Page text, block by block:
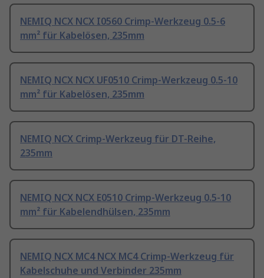
NEMIQ NCX NCX I0560 Crimp-Werkzeug 0.5-6
mm² für Kabelösen, 235mm
NEMIQ NCX NCX UF0510 Crimp-Werkzeug 0.5-10
mm² für Kabelösen, 235mm
NEMIQ NCX Crimp-Werkzeug für DT-Reihe,
235mm
NEMIQ NCX NCX E0510 Crimp-Werkzeug 0.5-10
mm² für Kabelendhülsen, 235mm
NEMIQ NCX MC4 NCX MC4 Crimp-Werkzeug für
Kabelschuhe und Verbinder 235mm